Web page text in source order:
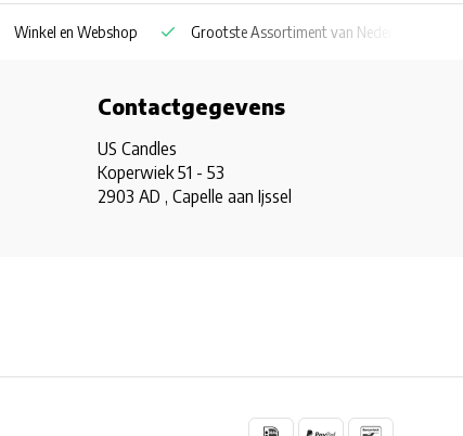
Winkel en Webshop Grootste Assortiment van Nederland &
Contactgegevens
US Candles
Koperwiek 51 - 53
2903 AD , Capelle aan Ijssel